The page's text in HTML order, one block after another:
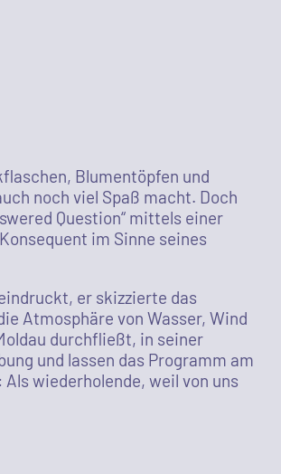
Blumentöpfen und
noch viel Spaß macht. Doch
Question“ mittels einer
im Sinne seines
er skizzierte das
Atmosphäre von Wasser, Wind
durchfließt, in seiner
und lassen das Programm am
wiederholende, weil von uns